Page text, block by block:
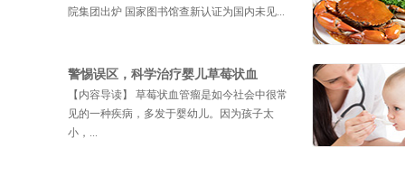
院集团出炉 国家图书馆查新认证为国内未见...
警惕误区，科学治疗婴儿草莓状血
【内容导读】 草莓状血管瘤是如今社会中很常
见的一种疾病，多发于婴幼儿。因为孩子太
小，...